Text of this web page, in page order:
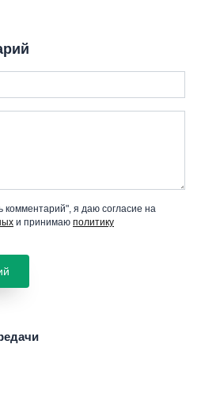
комментарий", я даю согласие на
и принимаю политику